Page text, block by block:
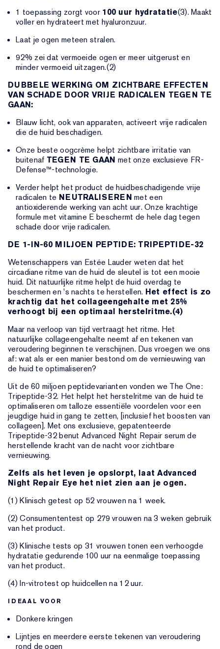
1 toepassing zorgt voor 100 uur hydratatie(3). Maakt
voller en hydrateert met hyaluronzuur.
Laat je ogen meteen stralen.
92% zei dat vermoeide ogen er meer uitgerust en
minder vermoeid uitzagen.(2)
DUBBELE WERKING OM ZICHTBARE EFFECTEN
VAN SCHADE DOOR VRIJE RADICALEN TEGEN TE
GAAN:
Blauw licht, ook van apparaten, activeert vrije radicalen
die de huid beschadigen.
Onze beste oogcrème helpt zichtbare irritatie van
buitenaf TEGEN TE GAAN met onze exclusieve FR-
Defense™-technologie.
Verder helpt het product de huidbeschadigende vrije
radicalen te NEUTRALISEREN met een
antioxiderende werking van acht uur. Onze krachtige
formule met vitamine E beschermt de hele dag tegen
schade door vrije radicalen.
DE 1-IN-60 MILJOEN PEPTIDE: TRIPEPTIDE-32
Wetenschappers van Estée Lauder weten dat het
circadiane ritme van de huid de sleutel is tot een mooie
huid. Dit natuurlijke ritme helpt de huid overdag te
beschermen en 's nachts te herstellen. Het effect is zo
krachtig dat het collageengehalte met 25%
verhoogt bij een optimaal herstelritme.(4)
Maar na verloop van tijd vertraagt het ritme. Het
natuurlijke collageengehalte neemt af en tekenen van
veroudering beginnen te verschijnen. Dus vroegen we ons
af: wat als er een manier bestond om de vernieuwing van
de huid te optimaliseren?
Uit de 60 miljoen peptidevarianten vonden we The One:
Tripeptide-32. Het helpt het herstelritme van de huid te
optimaliseren om talloze essentiële voordelen voor een
jeugdige huid in gang te zetten, [inclusief het boosten van
collageen]. Met ons exclusieve, gepatenteerde
Tripeptide-32 benut Advanced Night Repair serum de
herstellende kracht van de nacht voor zichtbare
vernieuwing.
Zelfs als het leven je opslorpt, laat Advanced
Night Repair Eye het niet zien aan je ogen.
(1) Klinisch getest op 52 vrouwen na 1 week.
(2) Consumententest op 279 vrouwen na 3 weken gebruik
van het product.
(3) Klinische tests op 31 vrouwen tonen een verhoogde
hydratatie gedurende 100 uur na eenmalige toepassing
van het product.
(4) In-vitrotest op huidcellen na 12 uur.
IDEAAL VOOR
Donkere kringen
Lijntjes en meerdere eerste tekenen van veroudering
rond de ogen